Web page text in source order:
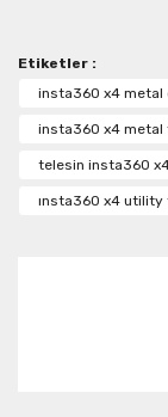
Ürün resmi
Ürün
Ürün
Ürün fiyatı
Etiketler :
insta360 x4 metal
insta360 x4 metal
telesin insta360
ınsta360 x4 utility